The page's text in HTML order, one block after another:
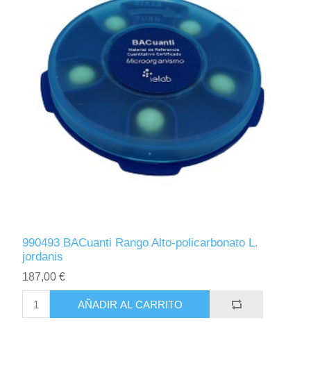
990493 BACuanti Rango Alto-policarbonato L.
jordanis
187,00 €
AÑADIR AL CARRITO